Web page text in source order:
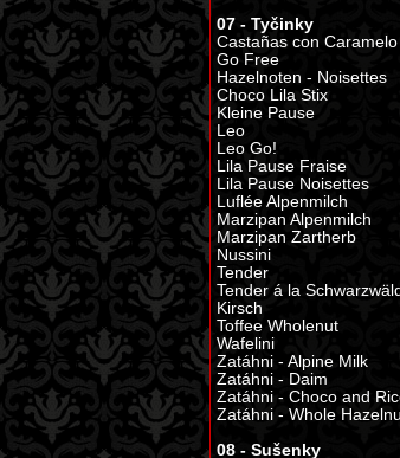
07 - Tyčinky
Castañas con Caramelo
Go Free
Hazelnoten - Noisettes
Choco Lila Stix
Kleine Pause
Leo
Leo Go!
Lila Pause Fraise
Lila Pause Noisettes
Luflée Alpenmilch
Marzipan Alpenmilch
Marzipan Zartherb
Nussini
Tender
Tender á la
Kirsch
Toffee Wholenut
Wafelini
Zatáhni - Alpine Milk
Zatáhni - Daim
Zatáhni - Choco and
Zatáhni - Whole
08 - Sušenky